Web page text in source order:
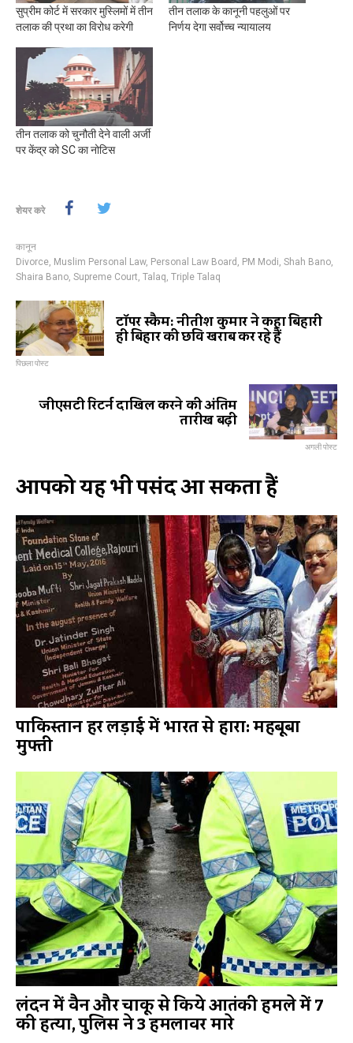
सुप्रीम कोर्ट में सरकार मुस्लिमों में तीन
तलाक की प्रथा का विरोध करेगी
तीन तलाक के कानूनी पहलुओं पर
निर्णय देगा सर्वोच्च न्यायालय
तीन तलाक को चुनौती देने वाली अर्जी
पर केंद्र को SC का नोटिस
शेयर करे
कानून
Divorce, Muslim Personal Law, Personal Law Board , PM Modi, Shah Bano,
Shaira Bano, Supreme Court, Talaq, Triple Talaq
टॉपर स्कैम: नीतीश कुमार ने कहा बिहारी
ही बिहार की छवि खराब कर रहे हैं
पिछला पोस्ट
जीएसटी रिटर्न दाखिल करने की अंतिम
तारीख बढ़ी
अगली पोस्ट
आपको यह भी पसंद आ सकता हैं
पाकिस्तान हर लड़ाई में भारत से हारा: महबूबा
मुफ्ती
लंदन में वैन और चाकू से किये आतंकी हमले में 7
की हत्या, पुलिस ने 3 हमलावर मारे